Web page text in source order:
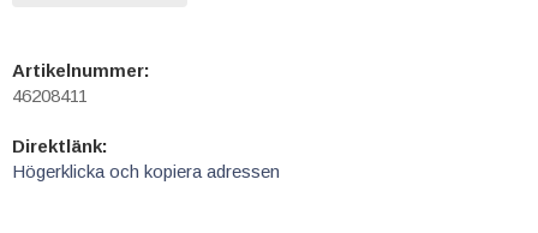
Artikelnummer:
46208411
Direktlänk:
Högerklicka och kopiera adressen